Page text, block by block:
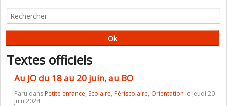
Textes officiels
Au JO du 18 au 20 juin, au BO
Paru dansPetite enfance, Scolaire, Périscolaire, Orientation le jeudi 20
juin 2024.